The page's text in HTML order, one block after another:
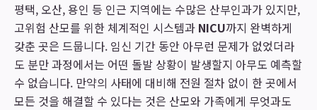
평택, 오산, 용인 등 인근 지역에는 수많은 산부인과가 있지만,
고위험 산모를 위한 체계적인 시스템과 NICU까지 완벽하게
갖춘 곳은 드뭅니다. 임신 기간 동안 아무런 문제가 없었더라
도 분만 과정에서는 어떤 돌발 상황이 발생할지 아무도 예측할
수 없습니다. 만약의 사태에 대비해 전원 절차 없이 한 곳에서
모든 것을 해결할 수 있다는 것은 산모와 가족에게 무엇과도